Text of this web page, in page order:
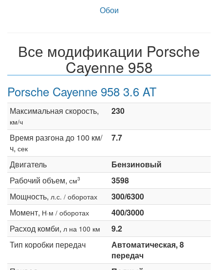
Обои
Все модификации Porsche
Cayenne 958
Porsche Cayenne 958 3.6 AT
Максимальная скорость,
км/ч
230
Время разгона до 100 км/
ч, сек
7.7
Двигатель
Бензиновый
Рабочий объем, см3
3598
Мощность, л.с. / оборотах
300/6300
Момент, Н·м / оборотах
400/3000
Расход комби, л на 100 км
9.2
Тип коробки передач
Автоматическая, 8
передач